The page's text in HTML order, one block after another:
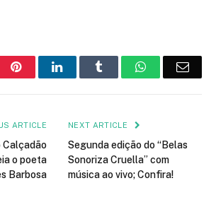
PinterestLinkedIn Tumblr WhatsApp
ARTICLE
Calçadão
o poeta
Barbosa
NEXT ARTICLE
Segunda edição do “Belas
Sonoriza Cruella” com
música ao vivo; Confira!